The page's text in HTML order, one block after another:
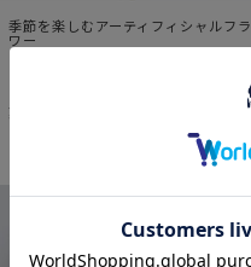
季節を楽しむアーティフィシャルフラ
ワー
¥